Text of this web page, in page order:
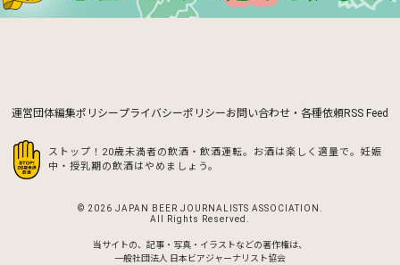
運営団体 編集ポリシー プライバシーポリシー お問い合わせ・各種依頼 RSS Feed
© 2026 JAPAN BEER JOURNALISTS ASSOCIATION.
All Rights Reserved.